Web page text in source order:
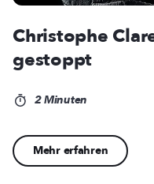
Christophe
gestoppt
2 Minuten
Mehr erfahren